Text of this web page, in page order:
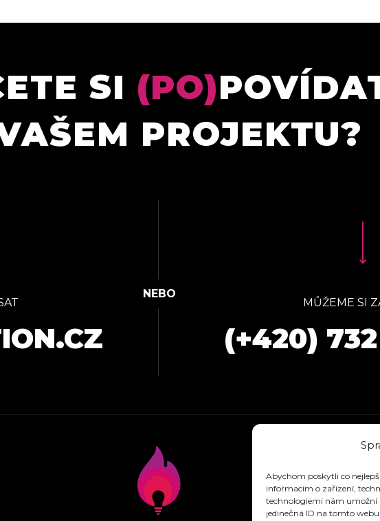
Abychom poskytli co
informacím o zařízení,
technologiemi nám umožní
jedinečná ID na tomto
SI (PO)
PROJEKTU?
MŮŽEME SI
(+420)